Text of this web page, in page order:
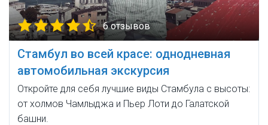
6 отзывов
Стамбул во всей красе: однодневная
автомобильная экскурсия
Откройте для себя лучшие виды Стамбула с высоты:
от холмов Чамлыджа и Пьер Лоти до Галатской
башни.